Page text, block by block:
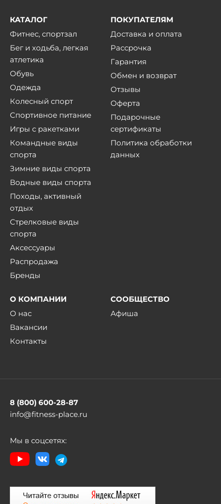
КАТАЛОГ
Фитнес, спортзал
Бег и ходьба, легкая
атлетика
Обувь
Одежда
Колесный спорт
Спортивное питание
Игры с ракетками
Командные виды
спорта
Зимние виды спорта
Водные виды спорта
Походы, активный
отдых
Стрелковые виды
спорта
Аксессуары
Распродажа
Бренды
ПОКУПАТЕЛЯМ
Доставка и оплата
Рассрочка
Гарантия
Обмен и возврат
Отзывы
Оферта
Подарочные
сертификаты
Политика обработки
данных
О КОМПАНИИ
О нас
Вакансии
Контакты
СООБЩЕСТВО
Афиша
8 (800) 600-28-87
info@fitness-place.ru
Мы в соцсетях: